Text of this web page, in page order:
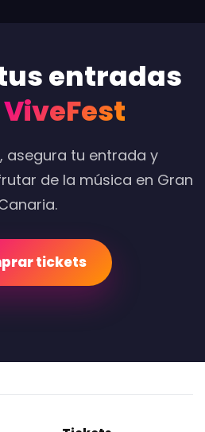
entradas
ViveFest
asegura tu entrada y
de la música en Gran
tickets